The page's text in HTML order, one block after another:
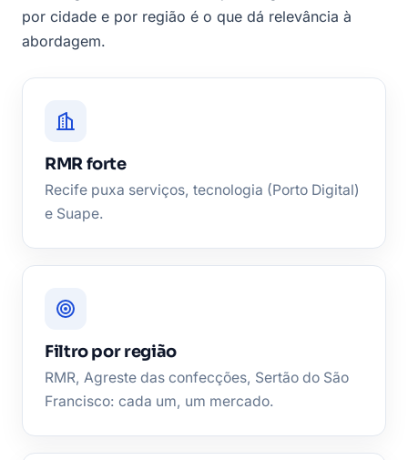
por cidade e por região é o que dá relevância à
abordagem.
RMR forte
Recife puxa serviços, tecnologia (Porto Digital)
e Suape.
Filtro por região
RMR, Agreste das confecções, Sertão do São
Francisco: cada um, um mercado.